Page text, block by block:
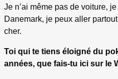
Je n’ai même pas de voiture,
Danemark, je peux aller
cher.
Toi qui te tiens éloigné du
années, que fais-tu ici sur le